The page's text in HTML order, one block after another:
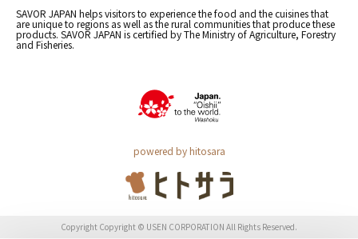
SAVOR JAPAN helps visitors to experience the food and the cuisines that
are unique to regions as well as the rural communities that produce these
products. SAVOR JAPAN is certified by The Ministry of Agriculture, Forestry
and Fisheries.
powered by hitosara
Copyright Copyright © USEN CORPORATION All Rights Reserved.